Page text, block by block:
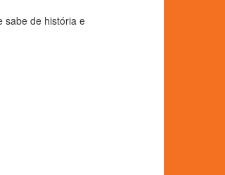
sabe de história e